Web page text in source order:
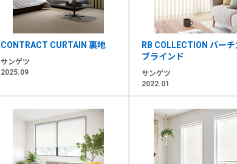
CONTRACT CURTAIN 裏地
サンゲツ
2025.09
RB COLLECTION バー
ブラインド
サンゲツ
2022.01